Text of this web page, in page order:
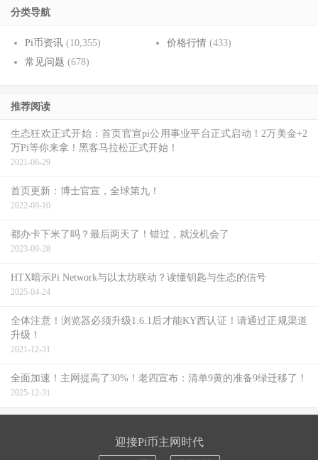
分类导航
Pi币资讯 (10,355) 价格行情(433)
常见问题 (678)
推荐阅读
生态狂欢正式开始：首页官宣pi公用事业平台正式启动！2万美金+2
万Pi等你来拿！黑客马拉松正式开始！
2021-06-29
首页更新：博士官宣，全球第九！
2022-09-10
都办卡下米了吗？最后两天了！错过，就没机会了
2023-09-28
HTX暗示Pi Network与以太坊联动？读懂钥匙与生态的信号
2025-04-24
全体注意！浏览器必须升级1.6.1后才能KY西认证！请通过正规渠道
升级！
2021-12-31
全面加速！主网提高了30%！老四宣布：清单9黄的准备9绿迁移了！
2025-12-31
迎接Pi币主网时代